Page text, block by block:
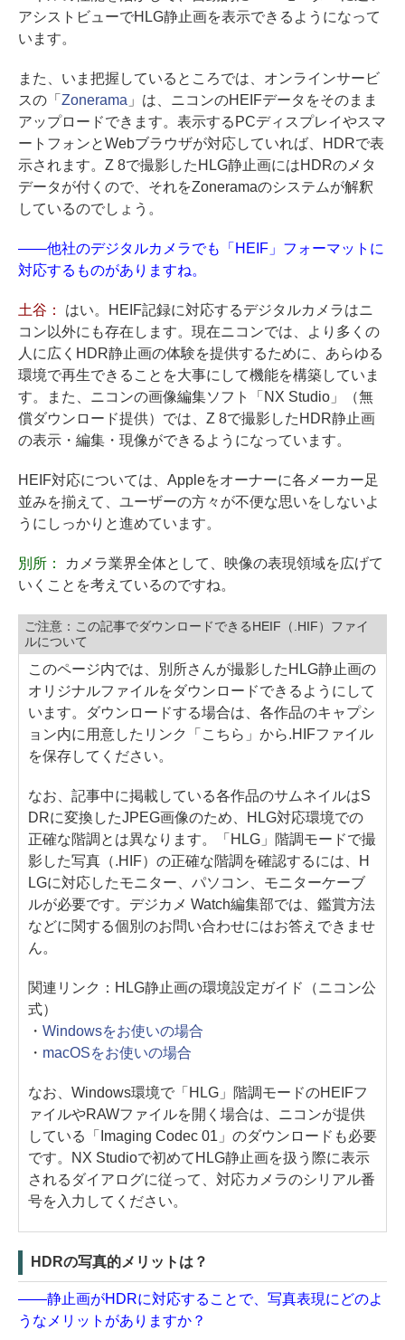
アシストビューでHLG静止画を表示できるようになって
います。
また、いま把握しているところでは、オンラインサービ
スの「 Zonerama 」は、ニコンのHEIFデータをそのまま
アップロードできます。表示するPCディスプレイやスマ
ートフォンとWebブラウザが対応していれば、HDRで表
示されます。Z 8で撮影したHLG静止画にはHDRのメタ
データが付くので、それをZoneramaのシステムが解釈
しているのでしょう。
——他社のデジタルカメラでも「HEIF」フォーマットに
対応するものがありますね。
土谷： はい。HEIF記録に対応するデジタルカメラはニ
コン以外にも存在します。現在ニコンでは、より多くの
人に広くHDR静止画の体験を提供するために、あらゆる
環境で再生できることを大事にして機能を構築していま
す。また、ニコンの画像編集ソフト「NX Studio」（無
償ダウンロード提供）では、Z 8で撮影したHDR静止画
の表示・編集・現像ができるようになっています。
HEIF対応については、Appleをオーナーに各メーカー足
並みを揃えて、ユーザーの方々が不便な思いをしないよ
うにしっかりと進めています。
別所：
カメラ業界全体として、映像の表現領域を広げて
いくことを考えているのですね。
ご注意：この記事でダウンロードできるHEIF（.HIF）ファイ
ルについて
このページ内では、別所さんが撮影したHLG静止画の
オリジナルファイルをダウンロードできるようにして
います。ダウンロードする場合は、各作品のキャプシ
ョン内に用意したリンク「こちら」から.HIFファイル
を保存してください。
なお、記事中に掲載している各作品のサムネイルはS
DRに変換したJPEG画像のため、HLG対応環境での
正確な階調とは異なります。「HLG」階調モードで撮
影した写真（.HIF）の正確な階調を確認するには、H
LGに対応したモニター、パソコン、モニターケーブ
ルが必要です。デジカメ Watch編集部では、鑑賞方法
などに関する個別のお問い合わせにはお答えできませ
ん。
関連リンク：HLG静止画の環境設定ガイド（ニコン公
式）
・ Windowsをお使いの場合
・ macOSをお使いの場合
なお、Windows環境で「HLG」階調モードのHEIFフ
ァイルやRAWファイルを開く場合は、ニコンが提供
している「Imaging Codec 01」のダウンロードも必要
です。NX Studioで初めてHLG静止画を扱う際に表示
されるダイアログに従って、対応カメラのシリアル番
号を入力してください。
HDRの写真的メリットは？
——静止画がHDRに対応することで、写真表現にどのよ
うなメリットがありますか？